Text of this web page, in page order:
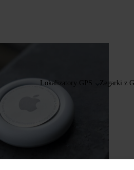
Lokalizatory GPS Zegarki z